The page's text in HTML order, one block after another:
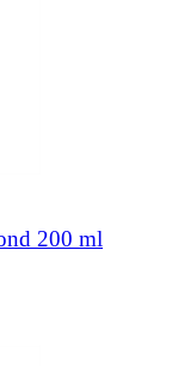
200 ml